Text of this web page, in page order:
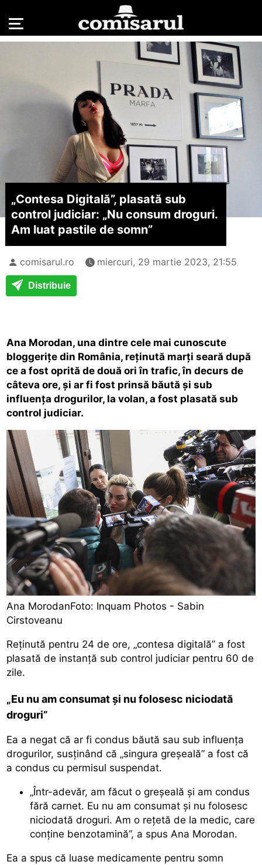
„Contesa Digitală”, plasată sub
control judiciar: „Nu consum droguri.
Am luat pastile de somn”
comisarul.ro miercuri, 29 martie 2023, 21:55
Distribuie
Ana Morodan, una dintre cele mai cunoscute
bloggerițe din România, reținută marți seară după
ce a fost oprită de două ori în trafic, în decurs de
câteva ore, și ar fi fost prinsă băută și sub
influența drogurilor, la volan, a fost plasată sub
control judiciar.
Ana MorodanFoto: Inquam Photos - Sabin
Cirstoveanu
Reținută pentru 24 de ore, „contesa digitală” a fost
plasată de instanță sub control judiciar pentru 60 de
zile.
„Eu nu am consumat şi nu folosesc niciodată
droguri”
Ea a negat că ar fi condus băută sau sub influența
drogurilor, susținând că „singura greșeală” a fost că
a condus cu permisul suspendat.
„Într-adevăr, am făcut o greşeală şi am condus
fără carnet. Eu nu am consumat şi nu folosesc
niciodată droguri. Am o reţetă de la medic, care
conţine benzotamină”, a spus Ana Morodan.
Ea a spus că luase medicamente pentru somn